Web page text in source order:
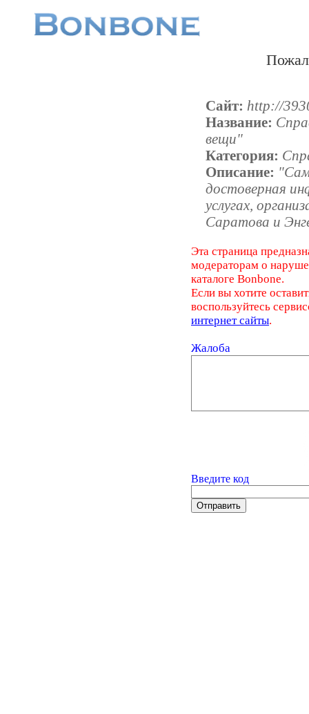
Сайт: http://
Название:
вещи"
Категория:
Описание:
достоверная
услугах,
Саратова и
Эта страница
модераторам о
каталоге Bonbone.
Если вы хотите
воспользуйтесь
интернет сайты.
Жалоба
Введите код